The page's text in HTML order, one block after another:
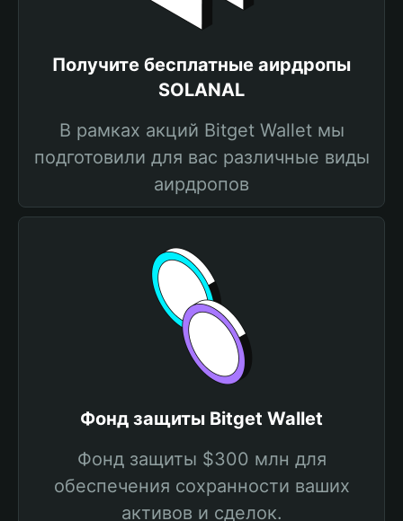
Получите бесплатные аирдропы
SOLANAL
В рамках акций Bitget Wallet мы
подготовили для вас различные виды
аирдропов
Фонд защиты Bitget Wallet
Фонд защиты $300 млн для
обеспечения сохранности ваших
активов и сделок.